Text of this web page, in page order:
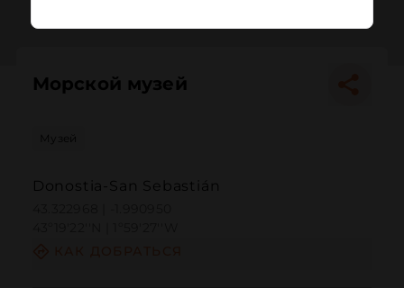
Морской музей
Музей
Donostia-San Sebastián